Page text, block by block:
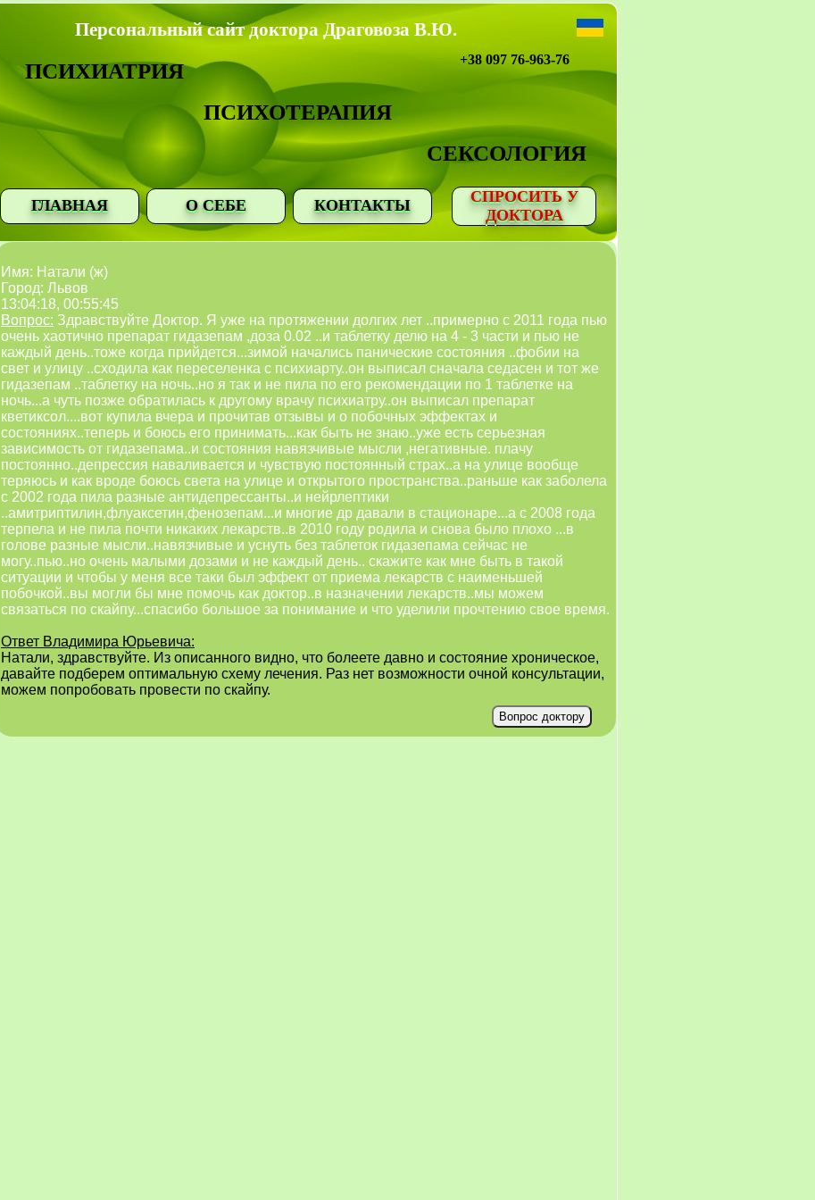
Персональный сайт доктора Драговоза В.Ю.
+38 097 76-963-76
ПСИХИАТРИЯ
ПСИХОТЕРАПИЯ
СЕКСОЛОГИЯ
ГЛАВНАЯ О СЕБЕ КОНТАКТЫ
СПРОСИТЬ У
ДОКТОРА
Имя: Натали (ж)
Город: Львов
13:04:18, 00:55:45
Вопрос: Здравствуйте Доктор. Я уже на протяжении долгих лет ..примерно с 2011 года пью
очень хаотично препарат гидазепам ,доза 0.02 ..и таблетку делю на 4 - 3 части и пью не
каждый день..тоже когда прийдется...зимой начались панические состояния ..фобии на
свет и улицу ..сходила как переселенка с психиарту..он выписал сначала седасен и тот же
гидазепам ..таблетку на ночь..но я так и не пила по его рекомендации по 1 таблетке на
ночь...а чуть позже обратилась к другому врачу психиатру..он выписал препарат
кветиксол....вот купила вчера и прочитав отзывы и о побочных эффектах и
состояниях..теперь и боюсь его принимать...как быть не знаю..уже есть серьезная
зависимость от гидазепама..и состояния навязчивые мысли ,негативные. плачу
постоянно..депрессия наваливается и чувствую постоянный страх..а на улице вообще
теряюсь и как вроде боюсь света на улице и открытого пространства..раньше как заболела
с 2002 года пила разные антидепрессанты..и нейрлептики
..амитриптилин,флуаксетин,фенозепам...и многие др давали в стационаре...а с 2008 года
терпела и не пила почти никаких лекарств..в 2010 году родила и снова было плохо ...в
голове разные мысли..навязчивые и уснуть без таблеток гидазепама сейчас не
могу..пью..но очень малыми дозами и не каждый день.. скажите как мне быть в такой
ситуации и чтобы у меня все таки был эффект от приема лекарств с наименьшей
побочкой..вы могли бы мне помочь как доктор..в назначении лекарств..мы можем
связаться по скайпу...спасибо большое за понимание и что уделили прочтению свое время.
Ответ Владимира Юрьевича:
Натали, здравствуйте. Из описанного видно, что болеете давно и состояние хроническое,
давайте подберем оптимальную схему лечения. Раз нет возможности очной консультации,
можем попробовать провести по скайпу.